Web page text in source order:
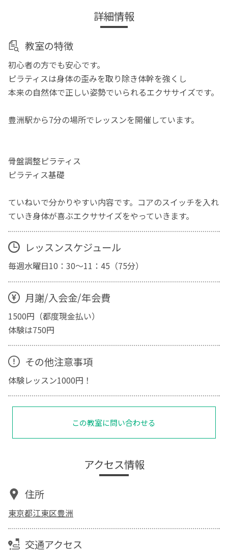
詳細情報
教室の特徴
初心者の方でも安心です。
ピラティスは身体の歪みを取り除き体幹を強くし
本来の自然体で正しい姿勢でいられるエクササイズです。
豊洲駅から7分の場所でレッスンを開催しています。
骨盤調整ピラティス
ピラティス基礎
ていねいで分かりやすい内容です。コアのスイッチを入れ
ていき身体が喜ぶエクササイズをやっていきます。
レッスンスケジュール
毎週水曜日10：30〜11：45（75分）
月謝/入会金/年会費
1500円（都度現金払い）
体験は750円
その他注意事項
体験レッスン1000円！
この教室に問い合わせる
アクセス情報
住所
東京都江東区豊洲
交通アクセス